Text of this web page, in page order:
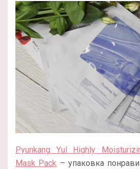
Pyunkang Yul Highly
Mask Pack – упаковка